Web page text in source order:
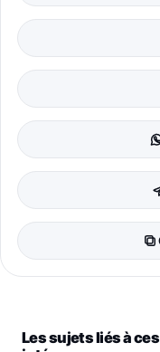
Les sujets liés à